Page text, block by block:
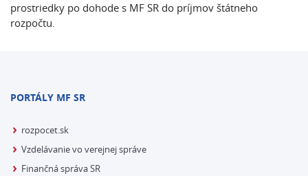
prostriedky po dohode s MF SR do príjmov štátneho
rozpočtu.
PORTÁLY MF SR
rozpocet.sk
Vzdelávanie vo verejnej správe
Finančná správa SR